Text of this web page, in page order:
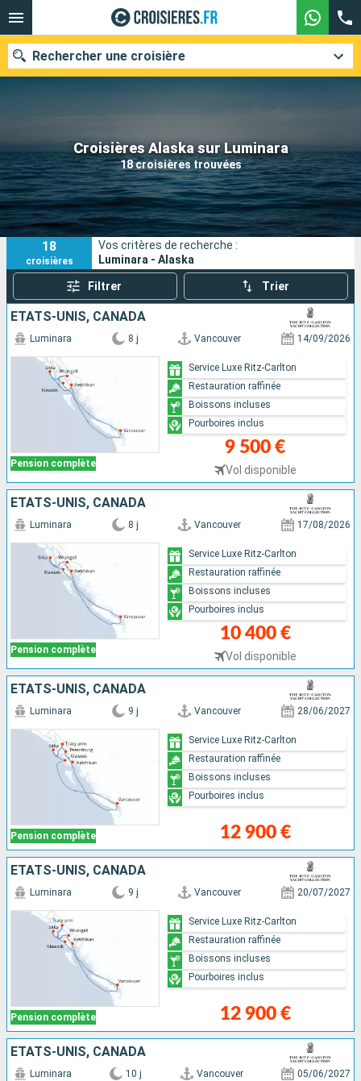
Croisières Alaska sur Luminara
18 croisières trouvées
Rechercher une croisière
Nos destinations
Mois de départ
Ports Compagnies
Rechercher
18
croisières
Vos critères de recherche :
Luminara - Alaska
Filtrer Trier
ÉTATS-UNIS, CANADA
Pension complète
Luminara 8 j Vancouver 14/09/2026
9 500 €
Vol disponible
Service Luxe Ritz-Carlton
Restauration raffinée
Boissons incluses
Pourboires inclus
ÉTATS-UNIS, CANADA
Pension complète
Luminara 8 j Vancouver 17/08/2026
10 400 €
Vol disponible
Service Luxe Ritz-Carlton
Restauration raffinée
Boissons incluses
Pourboires inclus
ÉTATS-UNIS, CANADA
Pension complète
Luminara 9 j Vancouver 28/06/2027
12 900 €
Service Luxe Ritz-Carlton
Restauration raffinée
Boissons incluses
Pourboires inclus
ÉTATS-UNIS, CANADA
Pension complète
Luminara 9 j Vancouver 20/07/2027
12 900 €
Service Luxe Ritz-Carlton
Restauration raffinée
Boissons incluses
Pourboires inclus
ÉTATS-UNIS, CANADA
Luminara 10 j Vancouver 05/06/2027